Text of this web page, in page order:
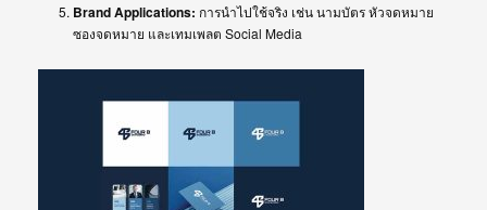
Brand Applications: การนำไปใช้จริง เช่น นามบัตร หัวจดหมาย
ซองจดหมาย และเทมเพลต Social Media